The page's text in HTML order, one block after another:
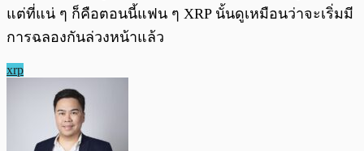
แต่ที่แน่ ๆ ก็คือตอนนี้แฟน ๆ XRP นั้นดูเหมือนว่าจะเริ่มมี
การฉลองกันล่วงหน้าแล้ว
xrp